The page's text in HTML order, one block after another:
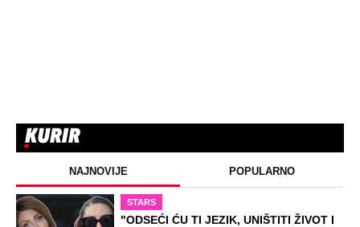
NAJNOVIJE POPULARNO
STARS
"ODSEĆI ĆU TI JEZIK, UNIŠTITI ŽIVOT I